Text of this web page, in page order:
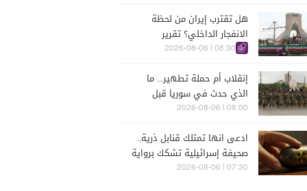
هل تقترب إيران من لحظة
الانفجار الداخلي؟ تقرير
اسرائيلي يكشف الكواليس
08:30 | 2026-08-06
إنقلاب أم حملة تطهير... ما
الذي حدث في سوريا قبل
يومين؟
08:00 | 2026-08-06
ادعى انها تمتلك قنابل ذرية..
صحيفة إسرائيلية تشكك برواية
نتنياهو عن النووي الايراني
07:30 | 2026-08-06